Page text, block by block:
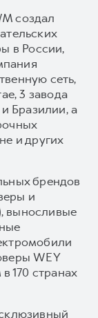
создал
в России,
сеть,
3 завода
Бразилии, а
и других
брендов
и
выносливые
WEY
170 странах